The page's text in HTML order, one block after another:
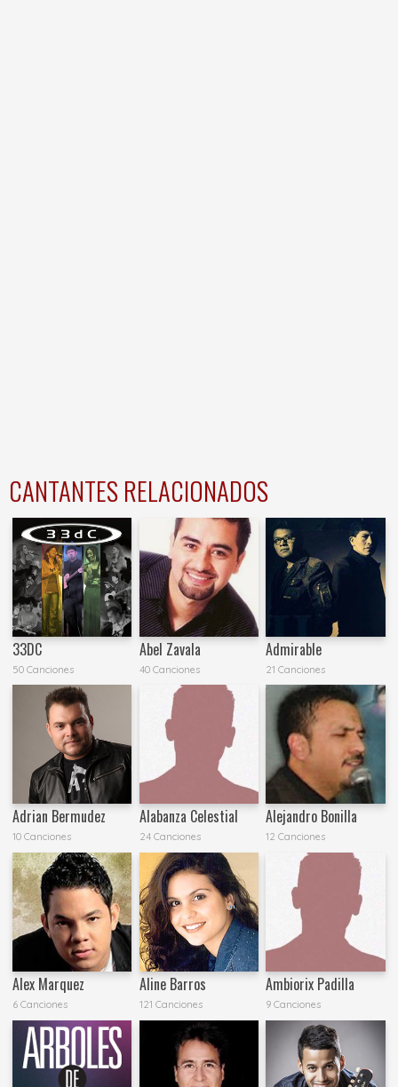
CANTANTES RELACIONADOS
33DC
50 Canciones
Abel Zavala
40 Canciones
Admirable
21 Canciones
Adrian Bermudez
10 Canciones
Alabanza Celestial
24 Canciones
Alejandro Bonilla
12 Canciones
Alex Marquez
6 Canciones
Aline Barros
121 Canciones
Ambiorix Padilla
9 Canciones